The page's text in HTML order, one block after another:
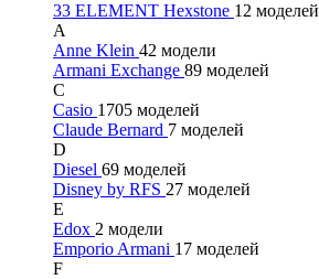
33 ELEMENT Hexstone 12 моделей
A
Anne Klein 42 модели
Armani Exchange 89 моделей
C
Casio 1705 моделей
Claude Bernard 7 моделей
D
Diesel 69 моделей
Disney by RFS 27 моделей
E
Edox 2 модели
Emporio Armani 17 моделей
F